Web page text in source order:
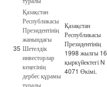
35
Қазақстан
Республикасы
Президентінің
жанындағы
Шетелдік
инвесторлар
кеңесінің
дербес құрамы
туралы
Қазақстан
Республикасы
Президентінің
1998 жылғы 16
қыркүйектегі N
4071 Өкімі.